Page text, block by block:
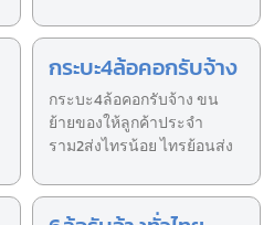
กระบะ4ล้อคอกรับจ้าง
กระบะ4ล้อคอกรับจ้าง ขน
ย้ายของให้ลูกค้าประจำ
ราม2ส่งไทรน้อย ไทรย้อนส่ง